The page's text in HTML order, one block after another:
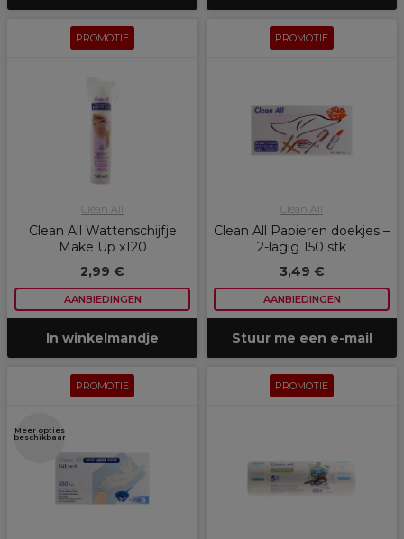
PROMOTIE
Clean All
Clean All Wattenschijfje
Make Up x120
2,99 €
AANBIEDINGEN
In winkelmandje
PROMOTIE
Clean All
Clean All Papieren doekjes –
2-lagig 150 stk
3,49 €
AANBIEDINGEN
Stuur me een e-mail
PROMOTIE
Meer opties
beschikbaar
PROMOTIE